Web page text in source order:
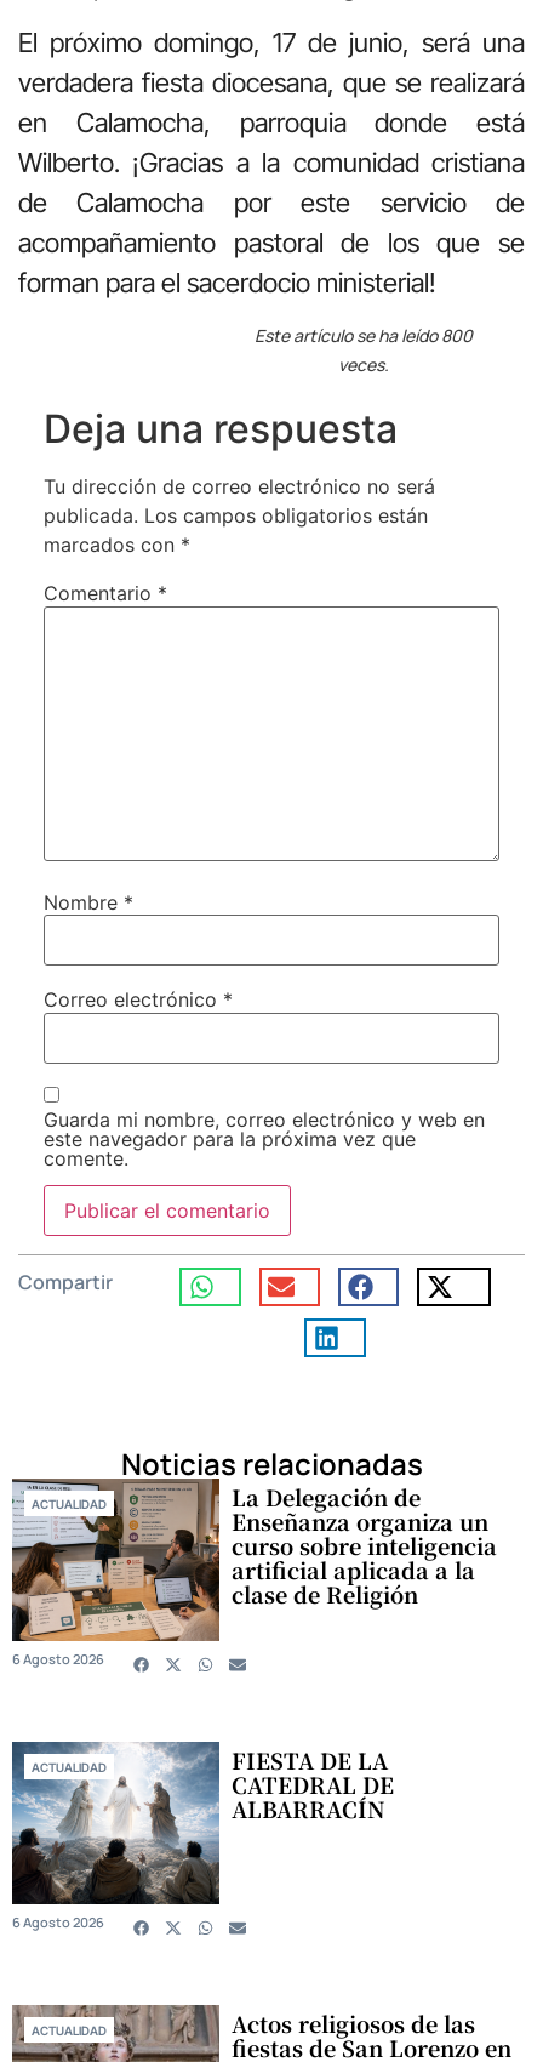
El próximo domingo, 17 de junio, será una
verdadera fiesta diocesana, que se realizará
en Calamocha, parroquia donde está
Wilberto. ¡Gracias a la comunidad cristiana
de Calamocha por este servicio de
acompañamiento pastoral de los que se
forman para el sacerdocio ministerial!
Este artículo se ha leído 800
veces.
Deja una respuesta
Tu dirección de correo electrónico no será
publicada. Los campos obligatorios están
marcados con *
Comentario *
Nombre *
Correo electrónico *
Guarda mi nombre, correo electrónico y web en
este navegador para la próxima vez que
comente.
Compartir
Noticias relacionadas
ACTUALIDAD La Delegación de
Enseñanza organiza un
curso sobre inteligencia
artificial aplicada a la
clase de Religión
6 Agosto 2026
ACTUALIDAD FIESTA DE LA
CATEDRAL DE
ALBARRACÍN
6 Agosto 2026
ACTUALIDAD Actos religiosos de las
fiestas de San Lorenzo en